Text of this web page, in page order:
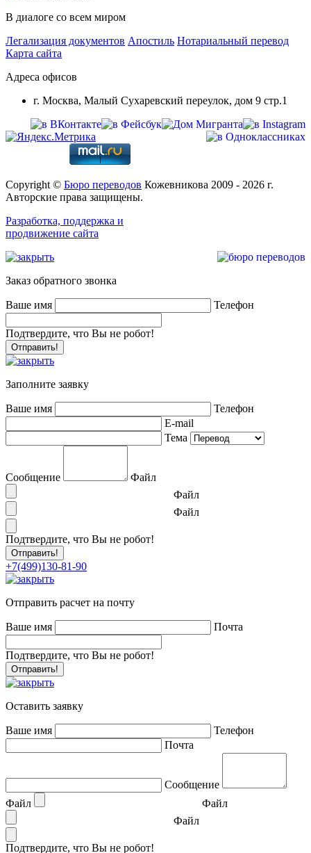
В диалоге со всем миром
Легализация документов Апостиль Нотариальный перевод
Карта сайта
Адреса офисов
г. Москва, Малый Сухаревский переулок, дом 9 стр.1
Copyright © Бюро переводов Кожевникова 2009 - 2026 г.
Авторские права защищены.
Разработка, поддержка и
продвижение сайта
Заказ обратного звонка
Ваше имя Телефон
Подтвердите, что Вы не робот!
Заполните заявку
Ваше имя
Телефон
E-mail
Тема
Сообщение
Файл
Файл
Файл
Подтвердите, что Вы не робот!
+7(499)130-81-90
Отправить расчет на почту
Ваше имя Почта
Подтвердите, что Вы не робот!
Оставить заявку
Ваше имя
Телефон
Почта
Сообщение
Файл
Файл
Файл
Подтвердите, что Вы не робот!